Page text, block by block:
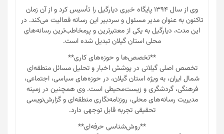
وی از سال ۱۳۹۴ پایگاه خبری دیارگیل را تأسیس کرد و از آن زمان
تاکنون به عنوان مدیر مسئول و سردبیر این رسانه فعالیت می‌کند. در
این مدت، دیارگیل به یکی از معتبرترین و پرمخاطب‌ترین رسانه‌های
محلی استان گیلان تبدیل شده است.
**تخصص‌ها و حوزه‌های کاری**
تخصص اصلی گیلانی در پوشش اخبار و تحلیل مسائل منطقه‌ای
شمال ایران، به ویژه استان گیلان، در حوزه‌های سیاسی، اجتماعی،
فرهنگی، گردشگری و زیست‌محیطی است. وی همچنین در زمینه
مدیریت رسانه‌های محلی، روزنامه‌نگاری منطقه‌ای و گزارش‌نویسی
تحقیقی تجربه قابل توجهی دارد.
**روش‌شناسی حرفه‌ای**